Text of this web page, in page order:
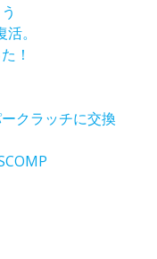
。
！
クラッチに交換